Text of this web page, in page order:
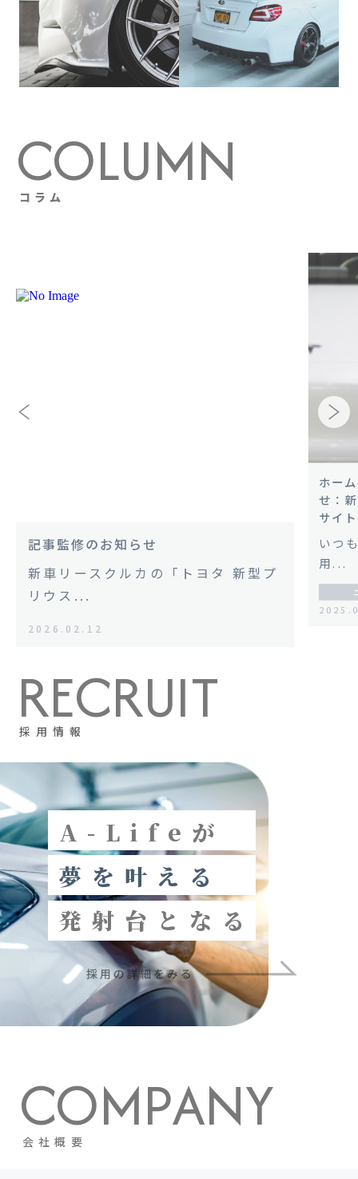
COLUMN
コ ラ ム
記事監修のお知らせ
新車リースクルカの「トヨタ 新型プ
リウス...
2026.02.12
ホー
せ：
サイ
いつ
用...
RECRUIT
採 用 情 報
A-Lifeが
夢を叶える
発射台となる
COMPANY
会社概 要